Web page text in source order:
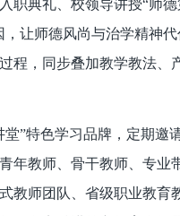
职典礼、校领导讲授“师
让师德风尚与治学精神
程，同步叠加教学教法、
”特色学习品牌，定期邀
年教师、骨干教师、专业
教师团队、省级职业教育